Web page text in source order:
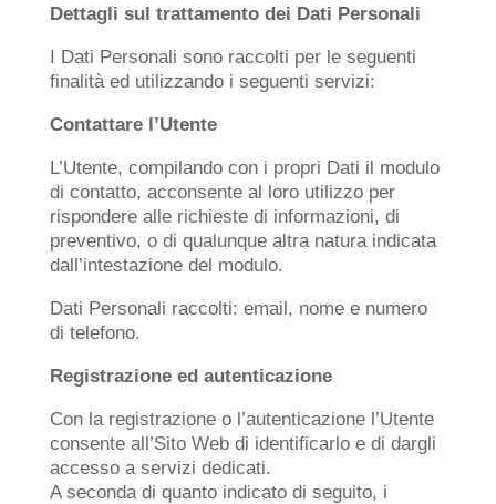
Dettagli sul trattamento dei Dati Personali
I Dati Personali sono raccolti per le seguenti
finalità ed utilizzando i seguenti servizi:
Contattare l’Utente
L’Utente, compilando con i propri Dati il modulo
di contatto, acconsente al loro utilizzo per
rispondere alle richieste di informazioni, di
preventivo, o di qualunque altra natura indicata
dall’intestazione del modulo.
Dati Personali raccolti: email, nome e numero
di telefono.
Registrazione ed autenticazione
Con la registrazione o l’autenticazione l’Utente
consente all’Sito Web di identificarlo e di dargli
accesso a servizi dedicati.
A seconda di quanto indicato di seguito, i